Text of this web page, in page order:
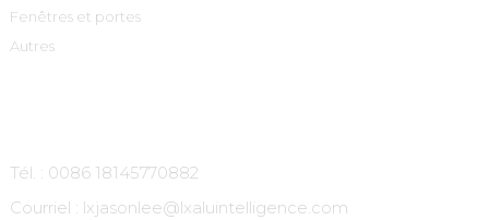
Fenêtres et portes
Autres
Tél. : 0086 18145770882
Courriel : lxjasonlee@lxaluintelligence.com